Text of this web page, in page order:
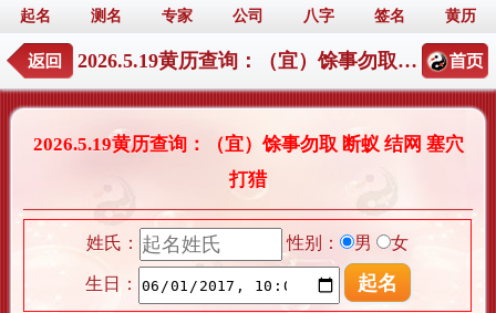
起名 测名 专家 公司 八字 签名 黄历
2026.5.19黄历查询：（宜）馀事勿取 断蚁 结网 塞穴 打猎
2026.5.19黄历查询：（宜）馀事勿取 断蚁 结网 塞穴
打猎
姓氏： 性别： 男 女
生日：